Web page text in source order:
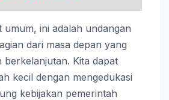
umum, ini adalah undangan
dari masa depan yang
berkelanjutan. Kita dapat
kecil dengan mengedukasi
kebijakan pemerintah